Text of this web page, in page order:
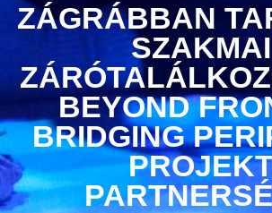
ZÁGRÁBBAN
SZAKMAI
BEYOND
BRIDGING